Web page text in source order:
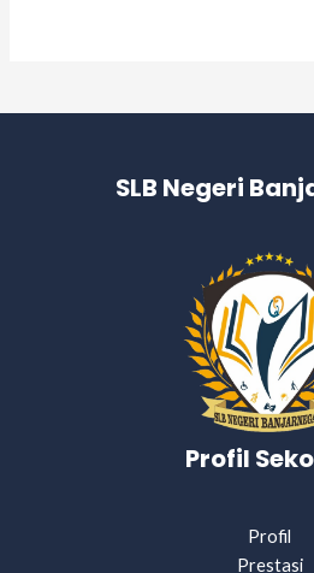
SLB Negeri
Profil
Profil
Prestasi